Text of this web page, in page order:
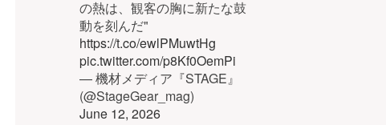
の熱は、観客の胸に新たな鼓
動を刻んだ"
https://t.co/ewlPMuwtHg
pic.twitter.com/p8Kf0OemPi
— 機材メディア『STAGE』
(@StageGear_mag)
June 12, 2026